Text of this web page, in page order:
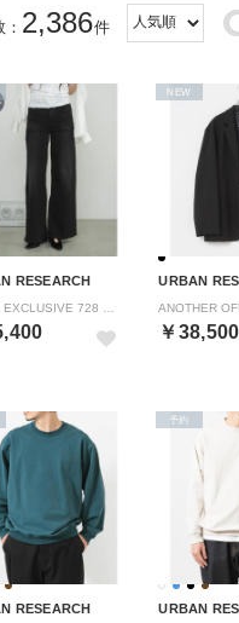
2,386件
RESEARCH URBAN
￥38,500
NEW
RESEARCH URBAN
予約